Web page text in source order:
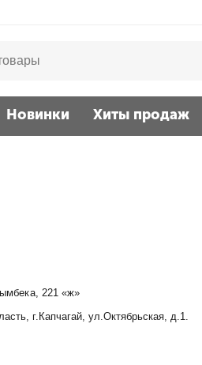
Новинки Хиты продаж
221 «ж»
г.Капчагай, ул.Октябрьская, д.1.